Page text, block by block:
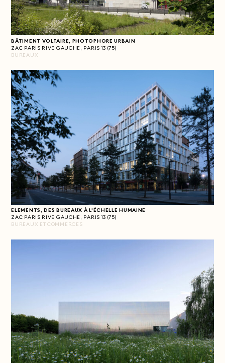
BÂTIMENT VOLTAIRE, PHOTOPHORE URBAIN
ZAC PARIS RIVE GAUCHE, PARIS 13 (75)
BUREAUX
ELEMENTS, DES BUREAUX À L'ÉCHELLE HUMAINE
ZAC PARIS RIVE GAUCHE, PARIS 13 (75)
BUREAUX ET COMMERCES